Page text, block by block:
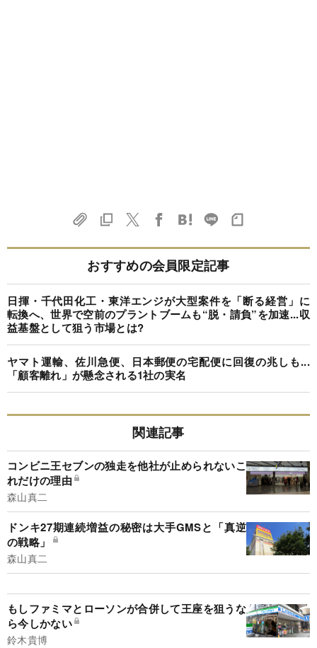
おすすめの会員限定記事
日揮・千代田化工・東洋エンジが大型案件を「断る経営」に
転換へ、世界で空前のプラントブームも“脱・請負”を加速...収
益基盤として狙う市場とは?
ヤマト運輸、佐川急便、日本郵便の宅配便に回復の兆しも...
「顧客離れ」が懸念される1社の実名
関連記事
コンビニ王セブンの独走を他社が止められないこ
れだけの理由
森山真二
ドンキ27期連続増益の秘密は大手GMSと「真逆
の戦略」
森山真二
もしファミマとローソンが合併して王座を狙うな
ら今しかない
鈴木貴博